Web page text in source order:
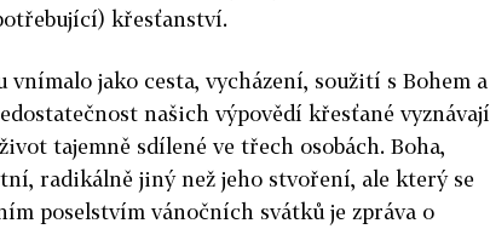
křesťanství.
jako cesta, vycházení, soužití s Bohem a
našich výpovědí křesťané vyznávají
tajemně sdílené ve třech osobách. Boha,
radikálně jiný než jeho stvoření, ale který se
poselstvím vánočních svátků je zpráva o